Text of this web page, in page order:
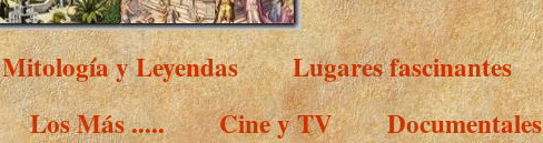
Mitología y Leyendas
Lugares fascinantes
Los Más ..... Cine y TV
Documentales